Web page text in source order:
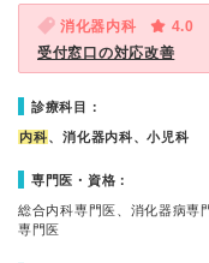
消化器内科
4.0
受付窓口の対応改善
診療科目：
内科、消化器内科、小児科
専門医・資格：
総合内科専門医、消化器病専
専門医